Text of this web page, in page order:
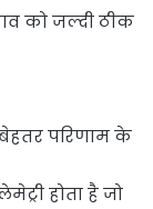
को जल्दी ठीक
परिणाम के
होता है जो